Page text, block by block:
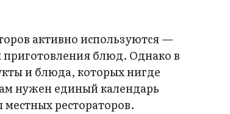
активно используются —
блюд. Однако в
и блюда, которых нигде
нужен единый календарь
местных рестораторов.